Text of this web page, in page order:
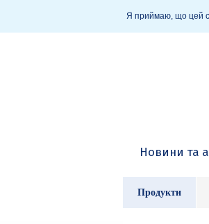
Я приймаю, що цей
Новини та
Продукти